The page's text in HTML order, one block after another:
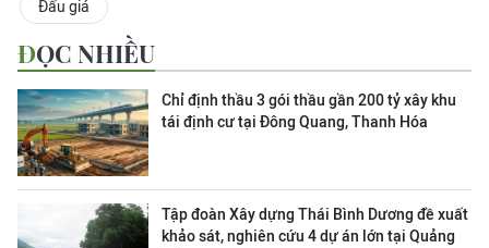
Đấu giá
ĐỌC NHIỀU
Chỉ định thầu 3 gói thầu gần 200 tỷ xây khu
tái định cư tại Đông Quang, Thanh Hóa
Tập đoàn Xây dựng Thái Bình Dương đề xuất
khảo sát, nghiên cứu 4 dự án lớn tại Quảng